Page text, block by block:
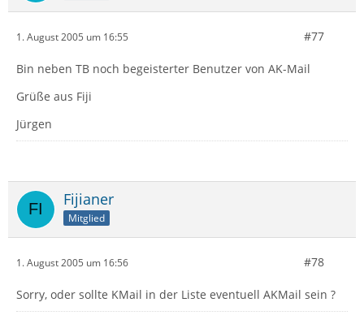
1. August 2005 um 16:55 #77
Bin neben TB noch begeisterter Benutzer von AK-Mail
Grüße aus Fiji
Jürgen
Fijianer
Mitglied
1. August 2005 um 16:56 #78
Sorry, oder sollte KMail in der Liste eventuell AKMail sein ?